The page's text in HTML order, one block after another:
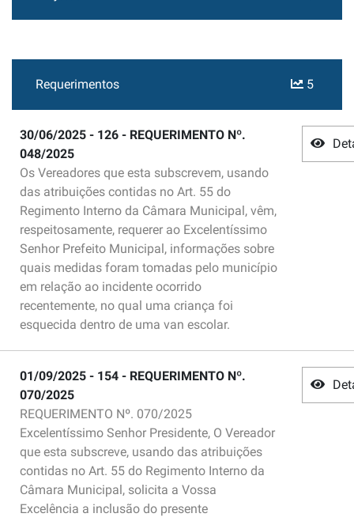
Requerimentos 5
30/06/2025 - 126 - REQUERIMENTO Nº.
048/2025
Os Vereadores que esta subscrevem, usando
das atribuições contidas no Art. 55 do
Regimento Interno da Câmara Municipal, vêm,
respeitosamente, requerer ao Excelentíssimo
Senhor Prefeito Municipal, informações sobre
quais medidas foram tomadas pelo município
em relação ao incidente ocorrido
recentemente, no qual uma criança foi
esquecida dentro de uma van escolar.
01/09/2025 - 154 - REQUERIMENTO Nº.
070/2025
REQUERIMENTO Nº. 070/2025
Excelentíssimo Senhor Presidente, O Vereador
que esta subscreve, usando das atribuições
contidas no Art. 55 do Regimento Interno da
Câmara Municipal, solicita a Vossa
Excelência a inclusão do presente